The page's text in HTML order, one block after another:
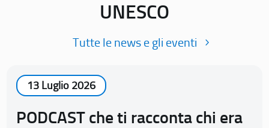
UNESCO
Tutte le news e gli eventi
13 Luglio 2026
PODCAST che ti racconta chi era